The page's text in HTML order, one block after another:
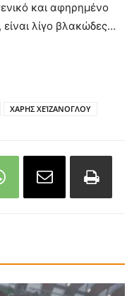
και αφηρημένο
είναι λίγο βλακώδες…
ΧΑΡΗΣ ΧΕΊΖΑΝΟΓΛΟΥ